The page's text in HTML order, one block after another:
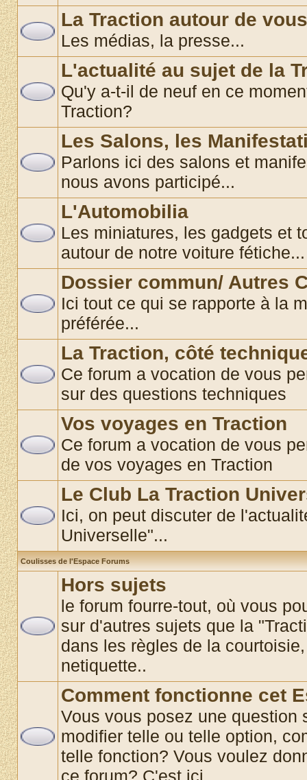
La Traction autour de vous
Les médias, la presse...
L'actualité au sujet de la
Qu'y a-t-il de neuf en ce
Traction?
Les Salons, les
Parlons ici des salons et
nous avons participé...
L'Automobilia
Les miniatures, les gadgets et
autour de notre voiture fétiche...
Dossier commun/ Autres
Ici tout ce qui se rapporte à la
préférée...
La Traction, côté
Ce forum a vocation de vous
sur des questions techniques
Vos voyages en Traction
Ce forum a vocation de vous
de vos voyages en Traction
Le Club La Traction
Ici, on peut discuter de
Universelle"...
Coulisses de l'Espace Forums
Hors sujets
le forum fourre-tout, où vous
sur d'autres sujets que la
dans les règles de la
netiquette..
Comment fonctionne cet
Vous vous posez une question
modifier telle ou telle option,
telle fonction? Vous voulez
ce forum? C'est ici............